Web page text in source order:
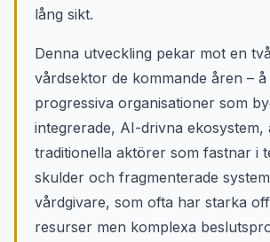
lång sikt.
Denna utveckling pekar mot en
vårdsektor de kommande åren – å
progressiva organisationer som
integrerade, AI-drivna ekosystem,
traditionella aktörer som fastnar i
skulder och fragmenterade
vårdgivare, som ofta har starka
resurser men komplexa